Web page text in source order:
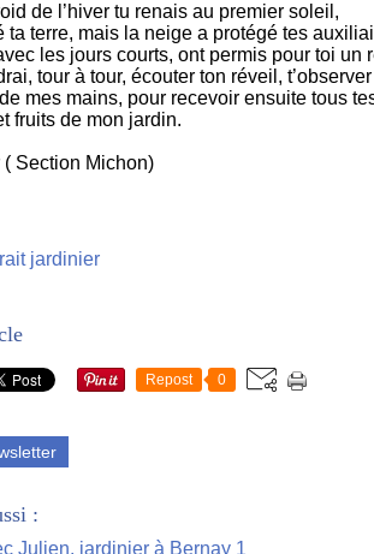
de l’hiver tu renais au premier soleil,
ta terre, mais la neige a protégé tes
les jours courts, ont permis pour toi un
tour à tour, écouter ton réveil, t’observer
mes mains, pour recevoir ensuite tous
fruits de mon jardin.
Section Michon)
jardinier
Repost 0
: